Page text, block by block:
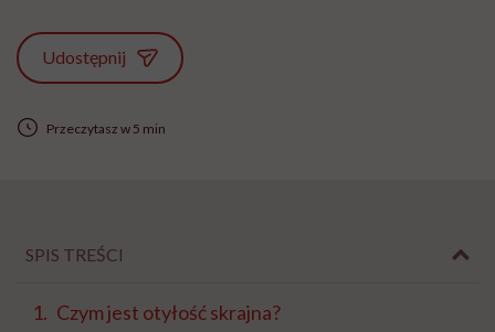
Udostępnij
Przeczytasz w 5 min
SPIS TREŚCI
Czym jest otyłość skrajna?